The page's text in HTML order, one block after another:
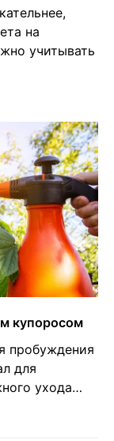
на
учитывать
купоросом
пробуждения
для
ухода…